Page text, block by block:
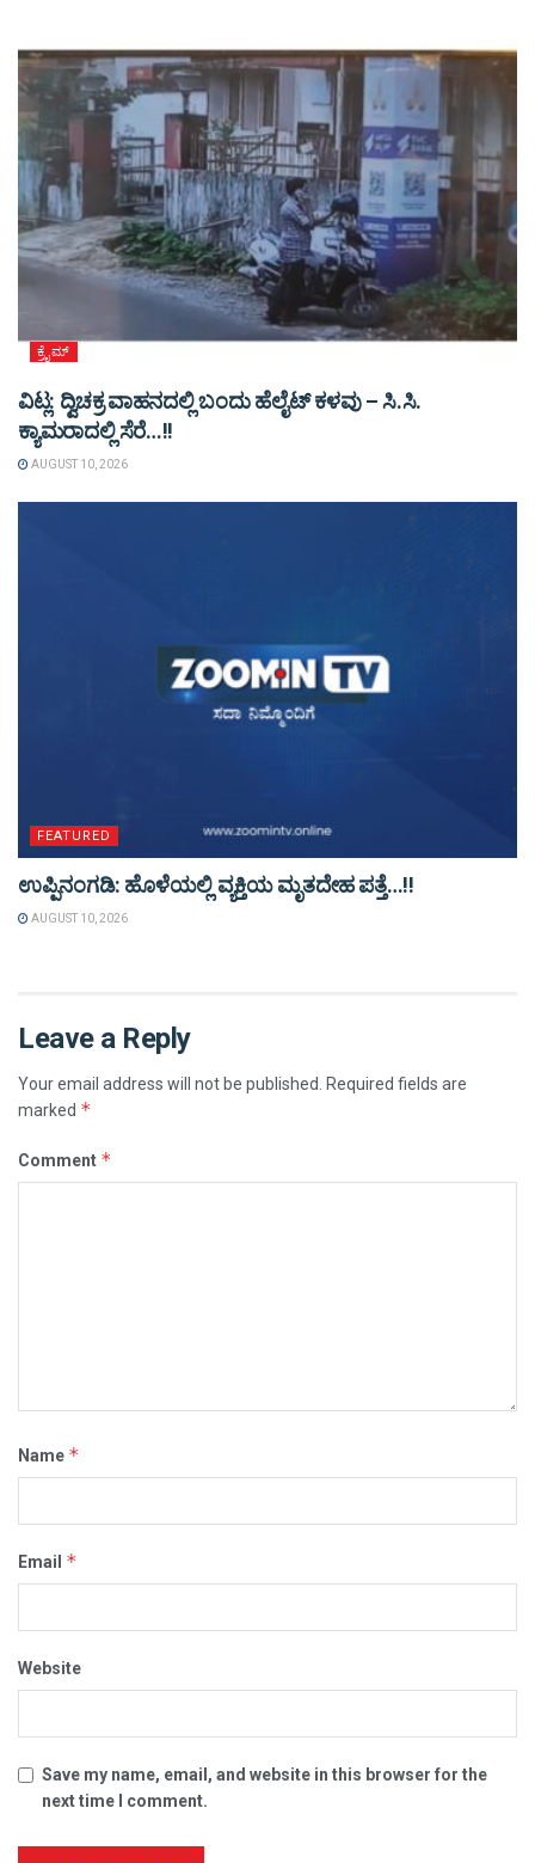
ಕ್ರೈಮ್
ವಿಟ್ಲ: ದ್ವಿಚಕ್ರ ವಾಹನದಲ್ಲಿ ಬಂದು ಹೆಲೈಟ್ ಕಳವು – ಸಿ.ಸಿ.
ಕ್ಯಾಮರಾದಲ್ಲಿ ಸೆರೆ…!!
AUGUST 10, 2026
FEATURED
ಉಪ್ಪಿನಂಗಡಿ: ಹೊಳೆಯಲ್ಲಿ ವ್ಯಕ್ತಿಯ ಮೃತದೇಹ ಪತ್ತೆ…!!
AUGUST 10, 2026
Leave a Reply
Your email address will not be published. Required fields are
marked *
Comment *
Name *
Email *
Website
Save my name, email, and website in this browser for the
next time I comment.